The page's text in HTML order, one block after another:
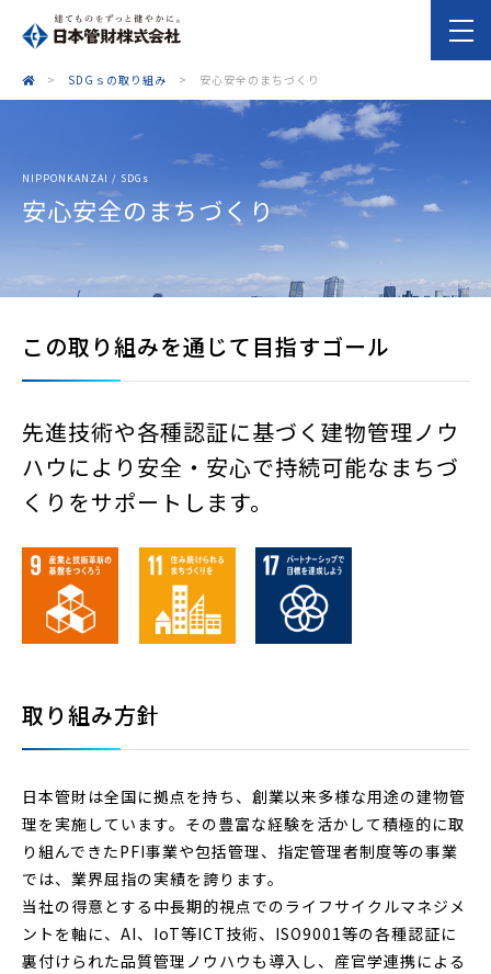
> SDGｓの取り組み > 安心安全のまちづくり
NIPPONKANZAI / SDGs
安心安全のまちづくり
この取り組みを通じて目指すゴール
先進技術や各種認証に基づく建物管理ノウ
ハウにより安全・安心で持続可能なまちづ
くりをサポートします。
取り組み方針
日本管財は全国に拠点を持ち、創業以来多様な用途の建物管
理を実施しています。その豊富な経験を活かして積極的に取
り組んできたPFI事業や包括管理、指定管理者制度等の事業
では、業界屈指の実績を誇ります。
当社の得意とする中長期的視点でのライフサイクルマネジメ
ントを軸に、AI、IoT等ICT技術、ISO9001等の各種認証に
裏付けられた品質管理ノウハウも導入し、産官学連携による